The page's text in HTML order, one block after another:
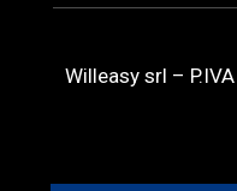
Willeasy srl –